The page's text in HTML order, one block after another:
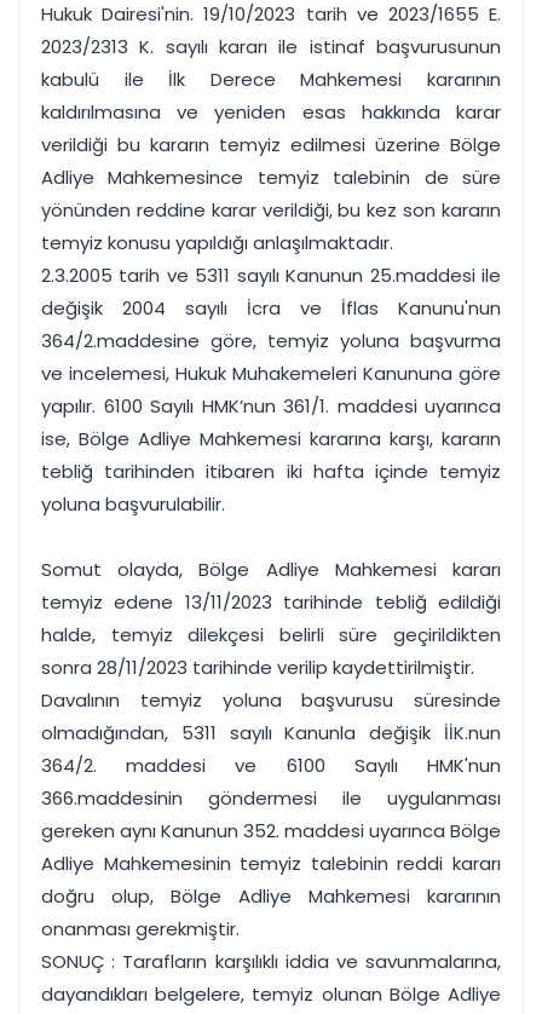
Hukuk Dairesi'nin. 19/10/2023 tarih ve 2023/1655 E.
2023/2313 K. sayılı kararı ile istinaf başvurusunun
kabulü ile İlk Derece Mahkemesi kararının
kaldırılmasına ve yeniden esas hakkında karar
verildiği bu kararın temyiz edilmesi üzerine Bölge
Adliye Mahkemesince temyiz talebinin de süre
yönünden reddine karar verildiği, bu kez son kararın
temyiz konusu yapıldığı anlaşılmaktadır.
2.3.2005 tarih ve 5311 sayılı Kanunun 25.maddesi ile
değişik 2004 sayılı İcra ve İflas Kanunu'nun
364/2.maddesine göre, temyiz yoluna başvurma
ve incelemesi, Hukuk Muhakemeleri Kanununa göre
yapılır. 6100 Sayılı HMK’nun 361/1. maddesi uyarınca
ise, Bölge Adliye Mahkemesi kararına karşı, kararın
tebliğ tarihinden itibaren iki hafta içinde temyiz
yoluna başvurulabilir.
Somut olayda, Bölge Adliye Mahkemesi kararı
temyiz edene 13/11/2023 tarihinde tebliğ edildiği
halde, temyiz dilekçesi belirli süre geçirildikten
sonra 28/11/2023 tarihinde verilip kaydettirilmiştir.
Davalının temyiz yoluna başvurusu süresinde
olmadığından, 5311 sayılı Kanunla değişik İİK.nun
364/2. maddesi ve 6100 Sayılı HMK'nun
366.maddesinin göndermesi ile uygulanması
gereken aynı Kanunun 352. maddesi uyarınca Bölge
Adliye Mahkemesinin temyiz talebinin reddi kararı
doğru olup, Bölge Adliye Mahkemesi kararının
onanması gerekmiştir.
SONUÇ : Tarafların karşılıklı iddia ve savunmalarına,
dayandıkları belgelere, temyiz olunan Bölge Adliye